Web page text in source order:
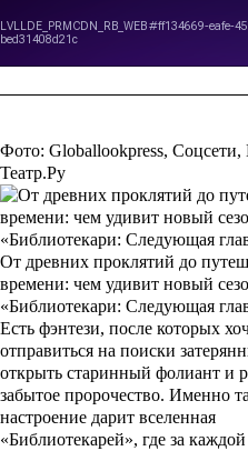
Фото: Globallookpress,
Театр.Ру
От древних проклятий до
времени: чем удивит новый
«Библиотекари: Следующая
Есть фэнтези, после которых
отправиться на поиски
открыть старинный фолиант и
забытое пророчество. Именно
настроение дарит вселенная
«Библиотекарей», где за